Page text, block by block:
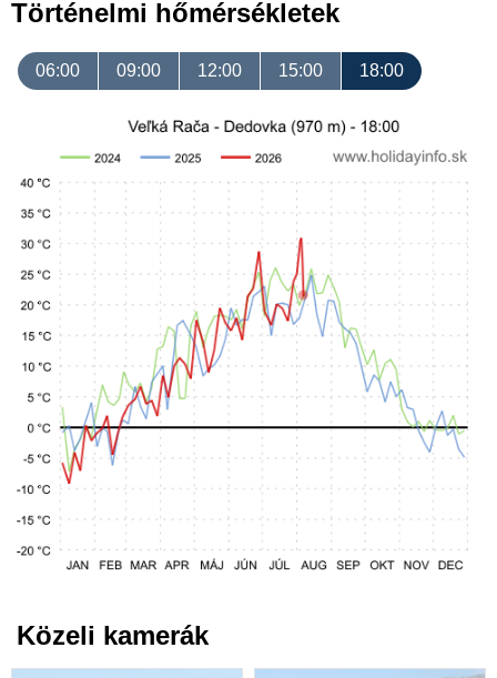
Történelmi hőmérsékletek
06:00 09:00 12:00 15:00 18:00
Közeli kamerák